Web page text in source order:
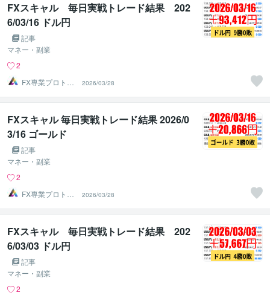
FXスキャル 毎日実戦トレード結果 202
6/03/16 ドル円
記事
マネー・副業
2
FX専業プロトレ
ーダーのAチーム
2026/03/28
FXスキャル 毎日実戦トレード結果 2026/0
3/16 ゴールド
記事
マネー・副業
2
FX専業プロトレ
ーダーのAチーム
2026/03/28
FXスキャル 毎日実戦トレード結果 202
6/03/03 ドル円
記事
マネー・副業
2